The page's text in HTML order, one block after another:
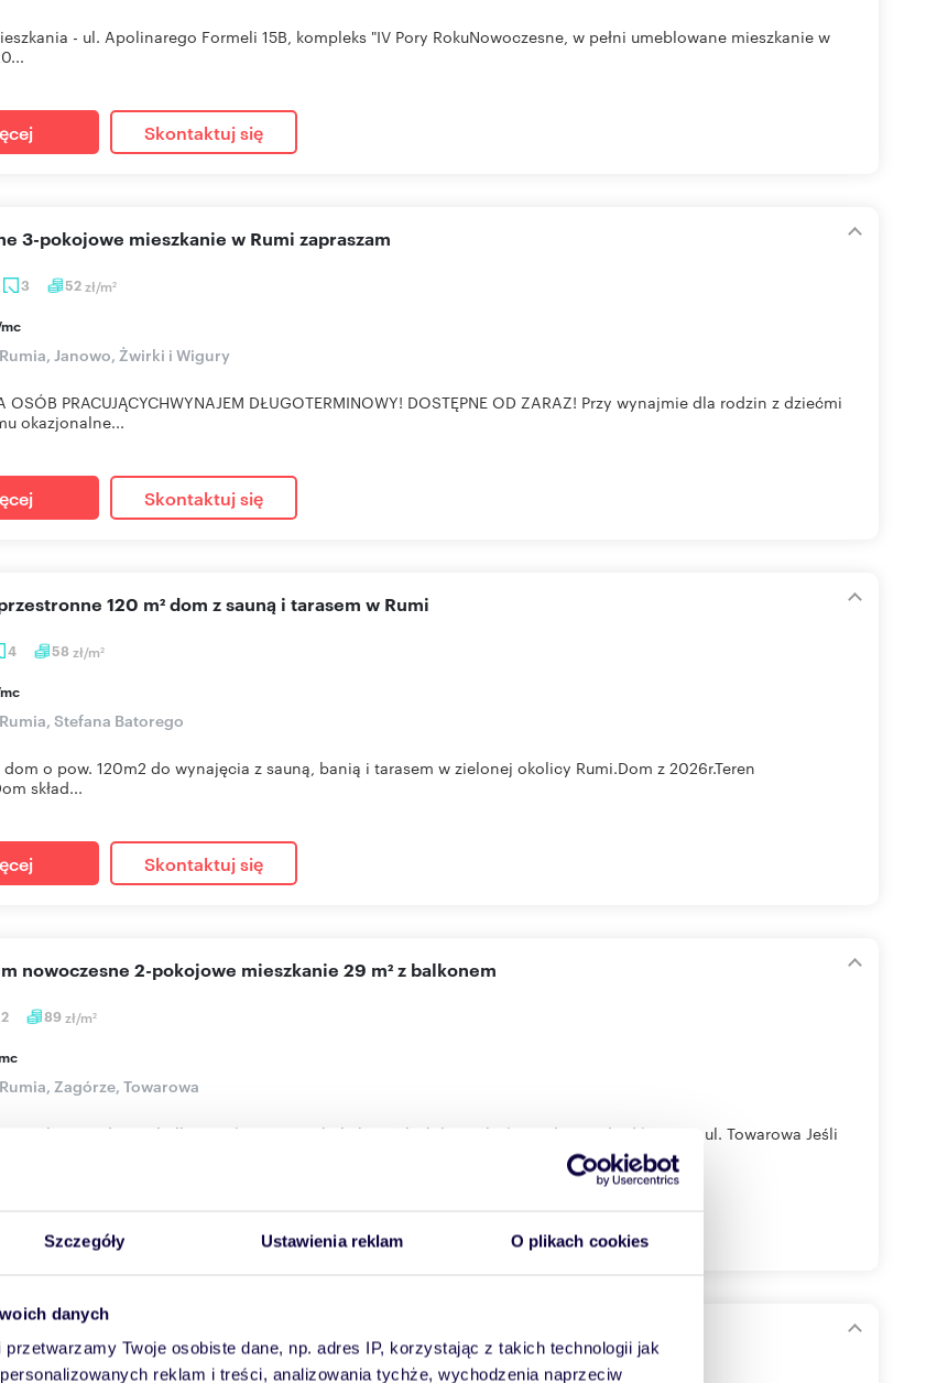
Szczegóły Ustawienia reklam O plikach cookies
danych
przetwarzamy Twoje osobiste dane, np. adres IP, korzystając z takich technologii jak
reklam i treści, analizowania tychże, wychodzenia naprzeciw
- ul. Apolinarego Formeli 15B, kompleks "IV Pory RokuNowoczesne, w pełni umeblowane mieszkanie w
Skontaktuj się
3 52zł/m2
3-pokojowe mieszkanie w Rumi zapraszam
Janowo, Żwirki i Wigury
OSÓB PRACUJĄCYCHWYNAJEM DŁUGOTERMINOWY! DOSTĘPNE OD ZARAZ! Przy wynajmie dla rodzin z dziećmi
okazjonalne...
Skontaktuj się
4 58 zł/m2
przestronne 120 m² dom z sauną i tarasem w Rumi
Stefana Batorego
dom o pow. 120m2 do wynajęcia z sauną, banią i tarasem w zielonej okolicy Rumi.Dom z 2026r.Teren
skład...
Skontaktuj się
2 89zł/m2
nowoczesne 2-pokojowe mieszkanie 29 m² z balkonem
Zagórze, Towarowa
mieszkanie z dużym balkonem | miejsce w hali, komórka lokatorska | wysoki standard | Rumia, ul. Towarowa Jeśli
Skontaktuj się
2